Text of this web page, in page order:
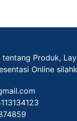
Produk,
Online